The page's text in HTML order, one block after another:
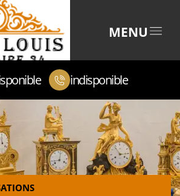
MENU
indisponible